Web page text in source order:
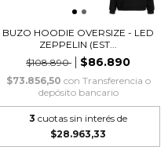
BUZO HOODIE OVERSIZE - LED
ZEPPELIN (EST...
$108.890
$86.890
$73.856,50 con Transferencia o
depósito bancario
3 cuotas sin interés de
$28.963,33